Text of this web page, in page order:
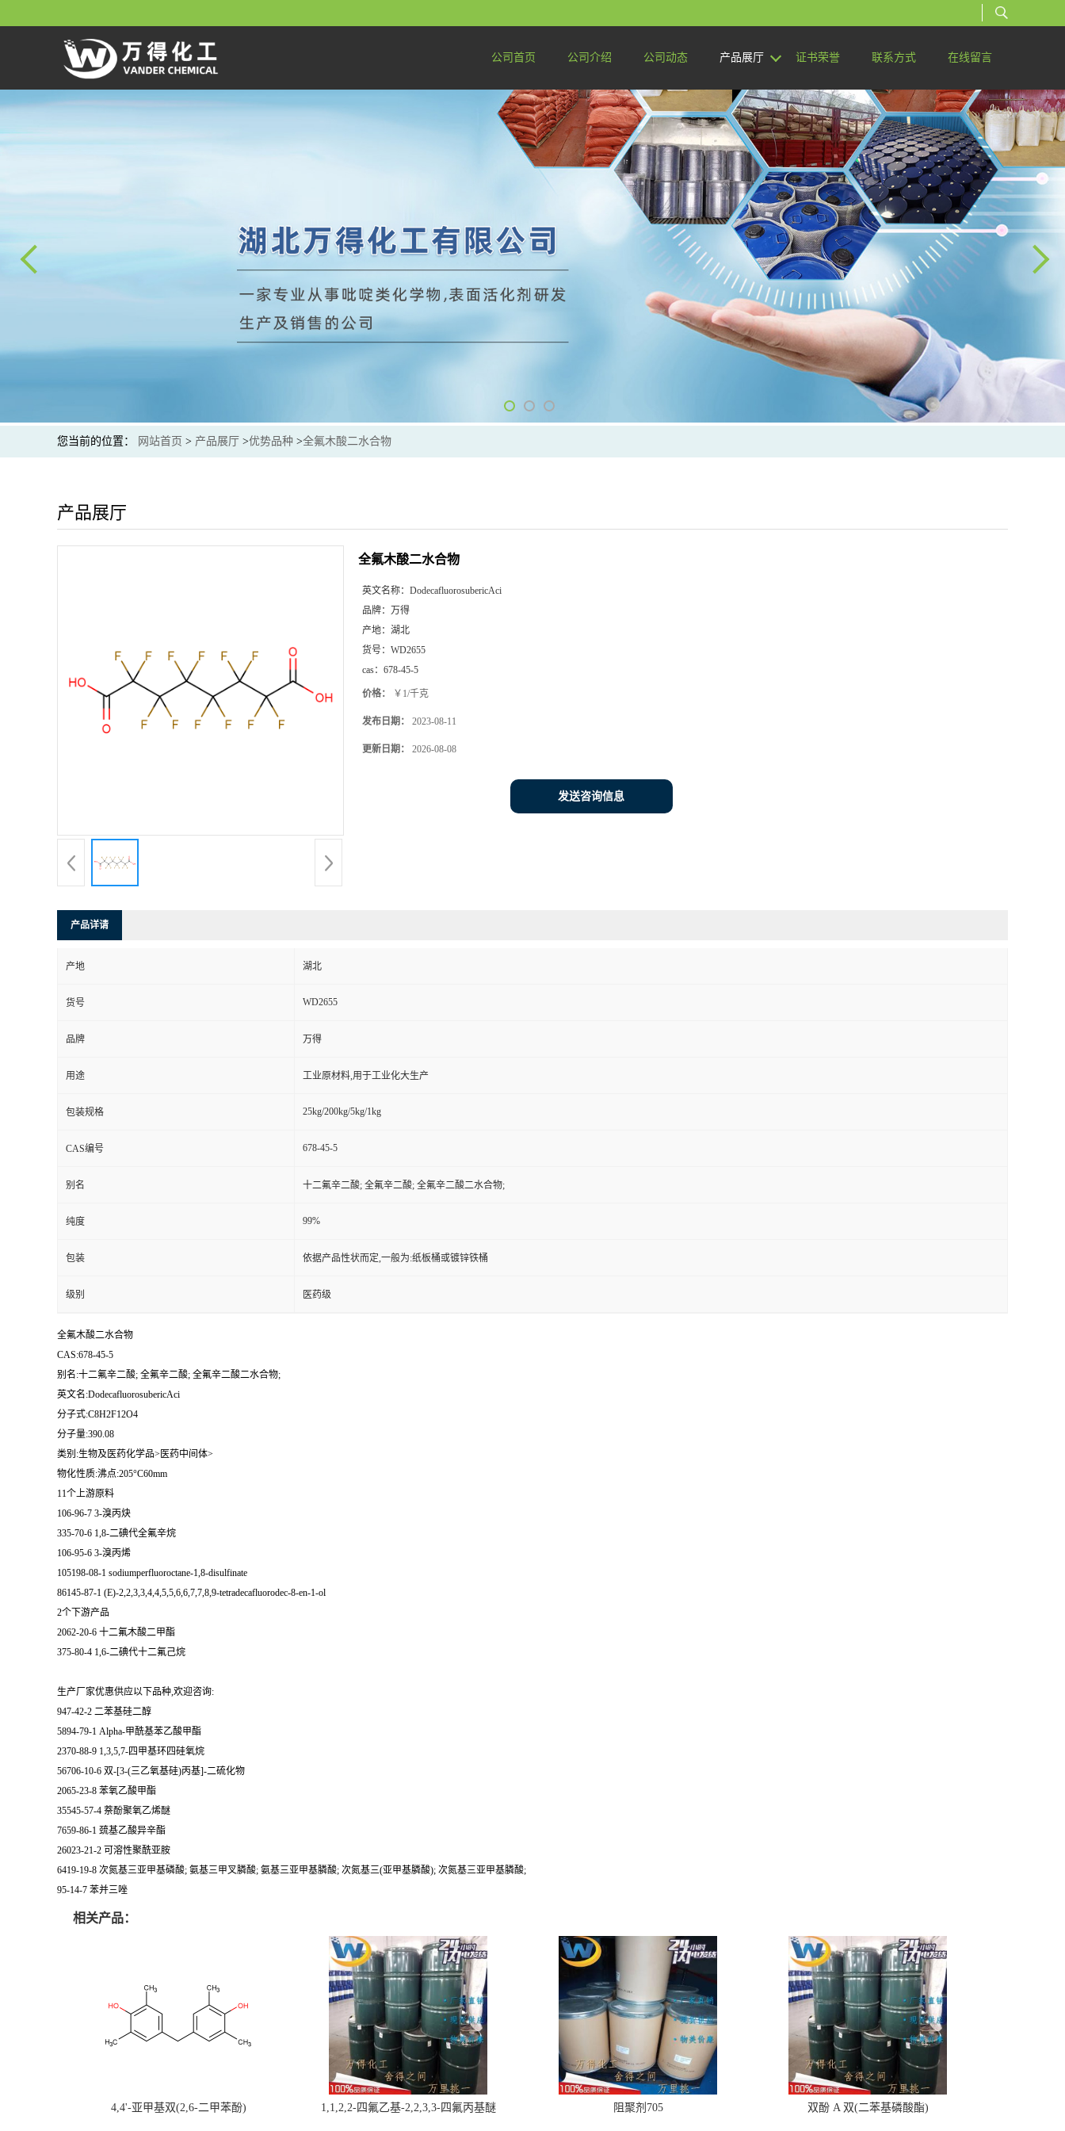
公司首页 公司介绍 公司动态 产品展厅 证书荣誉 联系方式 在线留言
您当前的位置： 网站首页 > 产品展厅 >优势品种 >全氟木酸二水合物
产品展厅
全氟木酸二水合物
英文名称： DodecafluorosubericAci
品牌： 万得
产地： 湖北
货号： WD2655
cas： 678-45-5
价格： ￥1/千克
发布日期： 2023-08-11
更新日期： 2026-08-08
发送咨询信息
产品详请
产地 湖北
货号 WD2655
品牌 万得
用途 工业原材料,用于工业化大生产
包装规格 25kg/200kg/5kg/1kg
CAS编号 678-45-5
别名 十二氟辛二酸; 全氟辛二酸; 全氟辛二酸二水合物;
纯度 99%
包装 依据产品性状而定,一般为:纸板桶或镀锌铁桶
级别 医药级
全氟木酸二水合物
CAS:678-45-5
别名:十二氟辛二酸; 全氟辛二酸; 全氟辛二酸二水合物;
英文名:DodecafluorosubericAci
分子式:C8H2F12O4
分子量:390.08
类别:生物及医药化学品>医药中间体>
物化性质:沸点:205°C60mm
11个上游原料
106-96-7 3-溴丙炔
335-70-6 1,8-二碘代全氟辛烷
106-95-6 3-溴丙烯
105198-08-1 sodiumperfluoroctane-1,8-disulfinate
86145-87-1 (E)-2,2,3,3,4,4,5,5,6,6,7,7,8,9-tetradecafluorodec-8-en-1-ol
2个下游产品
2062-20-6 十二氟木酸二甲酯
375-80-4 1,6-二碘代十二氟己烷
生产厂家优惠供应以下品种,欢迎咨询:
947-42-2 二苯基硅二醇
5894-79-1 Alpha-甲酰基苯乙酸甲酯
2370-88-9 1,3,5,7-四甲基环四硅氧烷
56706-10-6 双-[3-(三乙氧基硅)丙基]-二硫化物
2065-23-8 苯氧乙酸甲酯
35545-57-4 萘酚聚氧乙烯醚
7659-86-1 巯基乙酸异辛酯
26023-21-2 可溶性聚酰亚胺
6419-19-8 次氮基三亚甲基磷酸; 氨基三甲叉膦酸; 氨基三亚甲基膦酸; 次氮基三(亚甲基膦酸); 次氮基三亚甲基膦酸;
95-14-7 苯并三唑
相关产品：
4,4'-亚甲基双(2,6-二甲苯酚) 1,1,2,2-四氟乙基-2,2,3,3-四氟丙基醚 阻聚剂705 双酚 A 双(二苯基磷酸酯)